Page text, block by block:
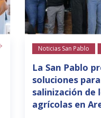
Noticias San Pablo
La San Pablo
soluciones
salinización de
agrícolas en